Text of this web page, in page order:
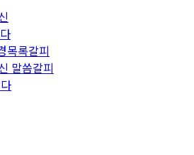
목록갈피
말씀갈피